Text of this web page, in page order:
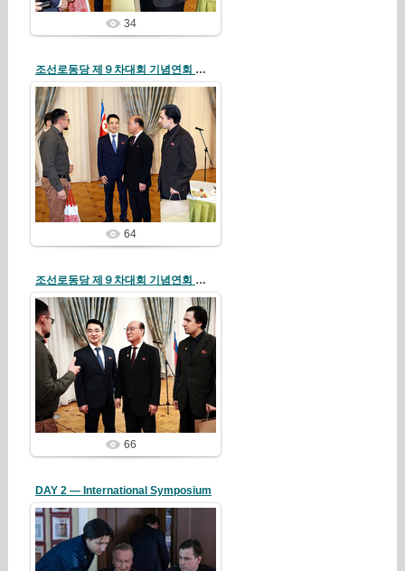
34
조선로동당 제９차대회 기념연회 로씨야주재 우리 나라 대사관에서 진행
26/04/19
redstartvkp
64
조선로동당 제９차대회 기념연회 로씨야주재 우리 나라 대사관에서 진행
26/04/19
redstartvkp
66
DAY 2 — International Symposium
26/04/13